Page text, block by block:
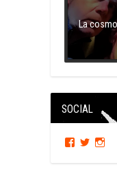
La
SOCIAL
Facebook
Twitter